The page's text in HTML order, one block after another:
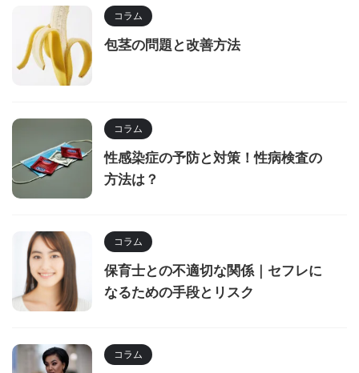
コラム
包茎の問題と改善方法
コラム
性感染症の予防と対策！性病検査の
方法は？
コラム
保育士との不適切な関係｜セフレに
なるための手段とリスク
コラム